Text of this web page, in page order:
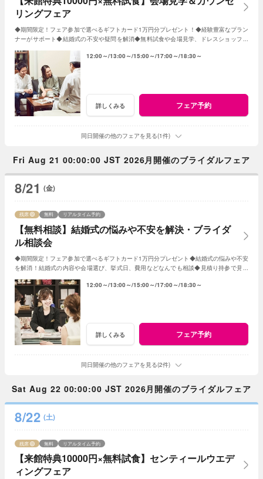
リングフェア
◆期間限定！フェア参加で選べるギフトカード1万円分プレゼント！◆経験豊富なプラン
ナーがサポート◆結婚式の不安や疑問を解消◆無料試食や会場見学、ドレスショップ見
12:00～ 13:00～ 15:00～ 17:00～ 18:30～
詳しくみる フェア予約
同日開催の他のフェアを見る(1件)
Fri Aug 21 00:00:00 JST 2026月開催のブライダルフェア
8/21 (金)
【無料相談】結婚式の悩みや不安を解決・ブライダ
ル相談会
残席 無料 リアルタイム予約
◆期間限定！フェア参加で選べるギフトカード1万円分プレゼント◆結婚式の悩みや不安
を解消！結婚式の内容や会場選び、挙式日、費用などなんでも相談◆見積り持参で見積
12:00～ 13:00～ 15:00～ 17:00～ 18:30～
詳しくみる フェア予約
同日開催の他のフェアを見る(2件)
Sat Aug 22 00:00:00 JST 2026月開催のブライダルフェア
8/22 (土)
【来館特典10000円×無料試食】センティールウエデ
ィングフェア
残席 無料 リアルタイム予約